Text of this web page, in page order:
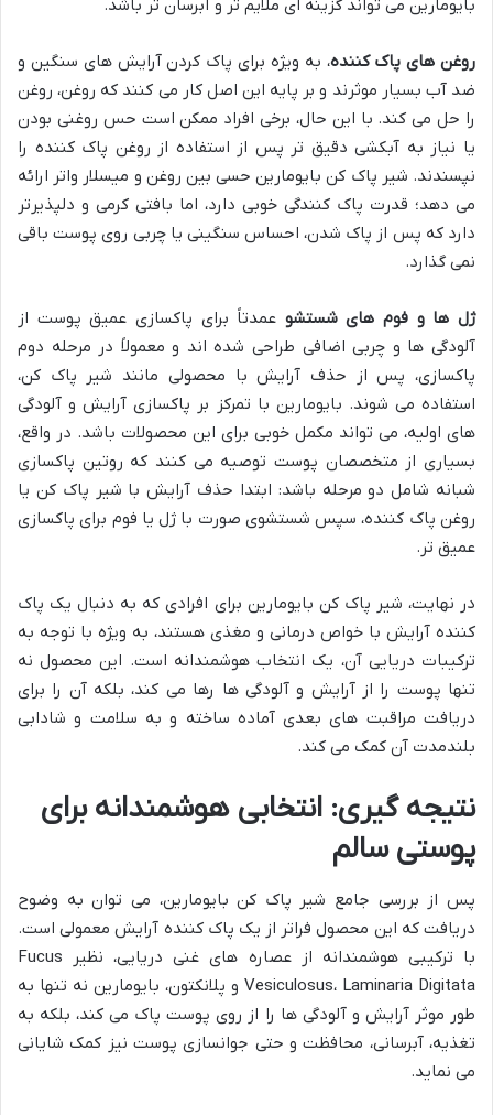
بایومارین می تواند گزینه ای ملایم تر و آبرسان تر باشد.
روغن های پاک کننده، به ویژه برای پاک کردن آرایش های سنگین و
ضد آب بسیار موثرند و بر پایه این اصل کار می کنند که روغن، روغن
را حل می کند. با این حال، برخی افراد ممکن است حس روغنی بودن
یا نیاز به آبکشی دقیق تر پس از استفاده از روغن پاک کننده را
نپسندند. شیر پاک کن بایومارین حسی بین روغن و میسلار واتر ارائه
می دهد؛ قدرت پاک کنندگی خوبی دارد، اما بافتی کرمی و دلپذیرتر
دارد که پس از پاک شدن، احساس سنگینی یا چربی روی پوست باقی
نمی گذارد.
ژل ها و فوم های شستشو عمدتاً برای پاکسازی عمیق پوست از
آلودگی ها و چربی اضافی طراحی شده اند و معمولاً در مرحله دوم
پاکسازی، پس از حذف آرایش با محصولی مانند شیر پاک کن،
استفاده می شوند. بایومارین با تمرکز بر پاکسازی آرایش و آلودگی
های اولیه، می تواند مکمل خوبی برای این محصولات باشد. در واقع،
بسیاری از متخصصان پوست توصیه می کنند که روتین پاکسازی
شبانه شامل دو مرحله باشد: ابتدا حذف آرایش با شیر پاک کن یا
روغن پاک کننده، سپس شستشوی صورت با ژل یا فوم برای پاکسازی
عمیق تر.
در نهایت، شیر پاک کن بایومارین برای افرادی که به دنبال یک پاک
کننده آرایش با خواص درمانی و مغذی هستند، به ویژه با توجه به
ترکیبات دریایی آن، یک انتخاب هوشمندانه است. این محصول نه
تنها پوست را از آرایش و آلودگی ها رها می کند، بلکه آن را برای
دریافت مراقبت های بعدی آماده ساخته و به سلامت و شادابی
بلندمدت آن کمک می کند.
نتیجه گیری: انتخابی هوشمندانه برای
پوستی سالم
پس از بررسی جامع شیر پاک کن بایومارین، می توان به وضوح
دریافت که این محصول فراتر از یک پاک کننده آرایش معمولی است.
با ترکیبی هوشمندانه از عصاره های غنی دریایی، نظیر Fucus
Vesiculosus، Laminaria Digitata و پلانکتون، بایومارین نه تنها به
طور موثر آرایش و آلودگی ها را از روی پوست پاک می کند، بلکه به
تغذیه، آبرسانی، محافظت و حتی جوانسازی پوست نیز کمک شایانی
می نماید.